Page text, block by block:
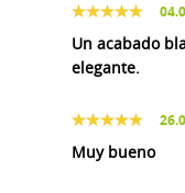
Un acabado
elegante.
Muy bueno